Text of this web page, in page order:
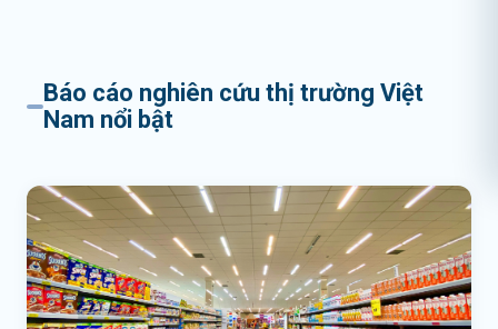
Báo cáo nghiên cứu thị trường Việt
Nam nổi bật